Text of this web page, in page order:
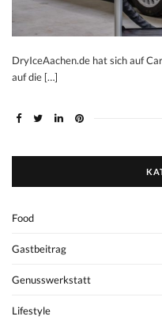
DryIceAachen.de hat sich auf
auf die […]
Food
Gastbeitrag
Genusswerkstatt
Lifestyle